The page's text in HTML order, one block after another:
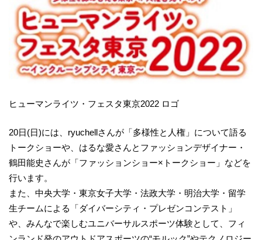
ヒューマンライツ・フェスタ東京2022 ロゴ
20日(日)には、ryuchellさんが「多様性と人権」について語る
トークショーや、はるな愛さんとファッションデザイナー・
鶴田能史さんが「ファッションショー×トークショー」などを
行います。
また、中央大学・東京女子大学・法政大学・明治大学・留学
生チームによる「ダイバーシティ・プレゼンコンテスト」
や、みんなで楽しむユニバーサルスポーツ体験として、フィ